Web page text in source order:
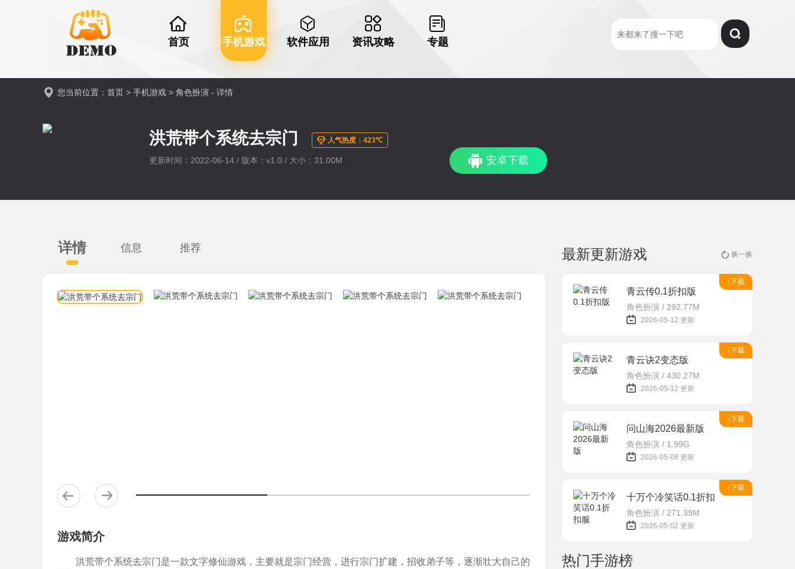
首页 手机游戏 软件应用 资讯攻略 专题
您当前位置： 首页 > 手机游戏 > 角色扮演 - 详情
洪荒带个系统去宗门 人气热度：423℃
更新时间：2022-06-14 / 版本：v1.0 / 大小：31.00M 安卓下载
详情 信息 推荐
游戏简介
洪荒带个系统去宗门是一款文字修仙游戏，主要就是宗门经营，进行宗门扩建，招收弟子等，逐渐壮大自己的
最新更新游戏 换一换
↓下载
青云传0.1折扣版
角色扮演 / 292.77M
2026-05-12 更新
↓下载
青云诀2变态版
角色扮演 / 430.27M
2026-05-12 更新
↓下载
问山海2026最新版
角色扮演 / 1.99G
2026-05-08 更新
↓下载
十万个冷笑话0.1折扣服
角色扮演 / 271.39M
2026-05-02 更新
热门手游榜